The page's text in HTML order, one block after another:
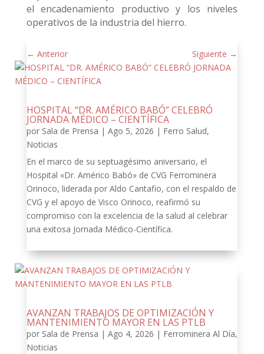
el encadenamiento productivo y los niveles
operativos de la industria del hierro.
← Anterior Siguiente →
HOSPITAL “DR. AMÉRICO BABÓ” CELEBRÓ
JORNADA MÉDICO – CIENTÍFICA
por Sala de Prensa | Ago 5, 2026 | Ferro Salud,
Noticias
En el marco de su septuagésimo aniversario, el
Hospital «Dr. Américo Babó» de CVG Ferrominera
Orinoco, liderada por Aldo Cantafio, con el respaldo de
CVG y el apoyo de Visco Orinoco, reafirmó su
compromiso con la excelencia de la salud al celebrar
una exitosa Jornada Médico-Científica.
AVANZAN TRABAJOS DE OPTIMIZACIÓN Y
MANTENIMIENTO MAYOR EN LAS PTLB
por Sala de Prensa | Ago 4, 2026 | Ferrominera Al Día,
Noticias